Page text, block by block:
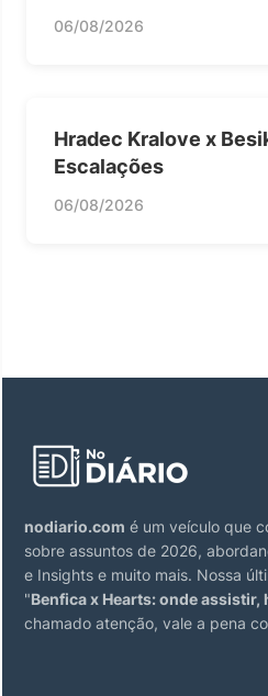
06/08/2026
Hradec Kralove x
Escalações
06/08/2026
nodiario.com é um veículo que
sobre assuntos de 2026,
e Insights e muito mais. Nossa
"Benfica x Hearts: onde assistir,
chamado atenção, vale a pena